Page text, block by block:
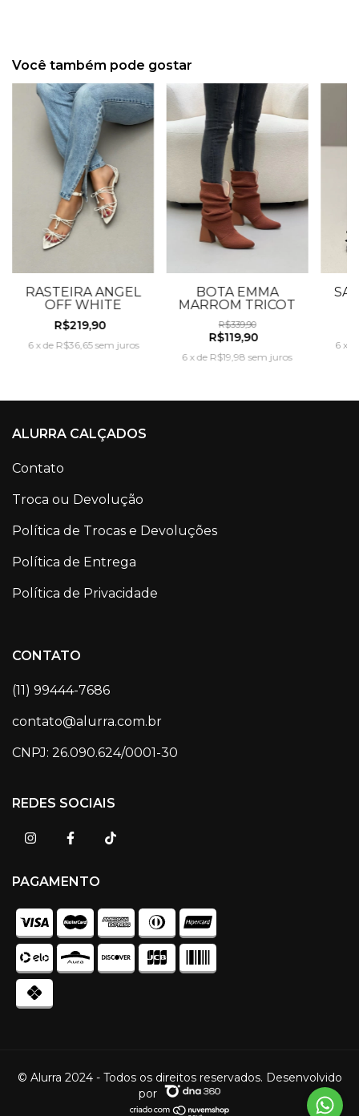
Você também pode gostar
RASTEIRA ANGEL
OFF WHITE
R$219,90
6 xde R$36,65 sem juros
BOTA EMMA
MARROM TRICOT
R$339,90
R$119,90
6 xdeR$19,98 sem juros
6 x
ALURRA CALÇADOS
Contato
Troca ou Devolução
Política de Trocas e Devoluções
Política de Entrega
Política de Privacidade
CONTATO
(11) 99444-7686
contato@alurra.com.br
CNPJ: 26.090.624/0001-30
REDES SOCIAIS
PAGAMENTO
© Alurra 2024 - Todos os direitos reservados. Desenvolvido
por